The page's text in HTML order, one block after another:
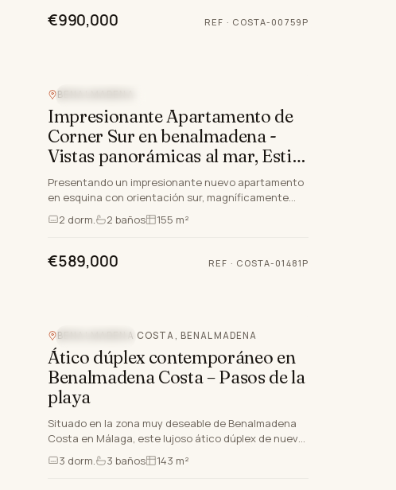
€990,000 REF · COSTA-00759P
BENALMADENA
Impresionante Apartamento de
Corner Sur en benalmadena -
Vistas panorámicas al mar, Estilo
de Vida de Lujo
Presentando un impresionante nuevo apartamento
en esquina con orientación sur, magníficamente
situado en una parcela elevada en la prestigiosa
Benalmadena. Est…
2 dorm. 2 baños 155 m²
€589,000 REF · COSTA-01481P
BENALMADENA COSTA, BENALMADENA
Ático dúplex contemporáneo en
Benalmadena Costa – Pasos de la
playa
Situado en la zona muy deseable de Benalmadena
Costa en Málaga, este lujoso ático dúplex de nueva
construcción presenta una oportunidad
excepcional para la vid…
3 dorm. 3 baños 143 m²